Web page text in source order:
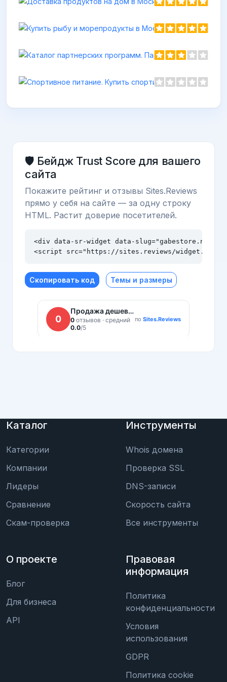
🛡️ Бейдж Trust Score для вашего
сайта
Покажите рейтинг и отзывы Sites.Reviews
прямо у себя на сайте — за одну строку
HTML. Растит доверие посетителей.
<div data-sr-widget data-slug="gabestore.net"
<script src="https://sites.reviews/widget.js"
Скопировать код Темы и размеры
Каталог
Категории
Компании
Лидеры
Сравнение
Скам-проверка
Инструменты
Whois домена
Проверка SSL
DNS-записи
Скорость сайта
Все инструменты
О проекте
Блог
Для бизнеса
API
Правовая
информация
Политика
конфиденциальности
Условия
использования
GDPR
Политика cookie